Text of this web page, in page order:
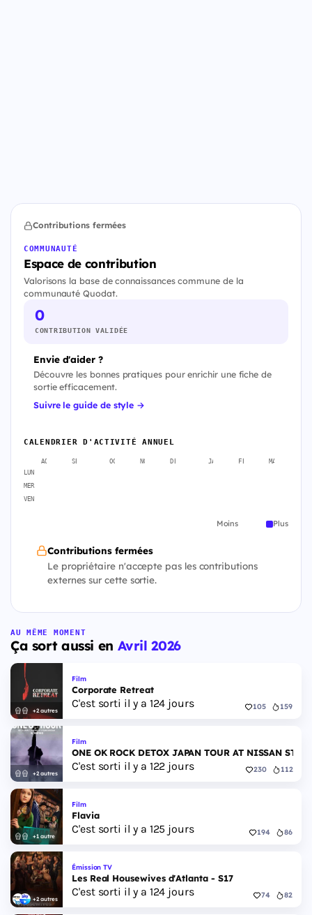
Contributions fermées
COMMUNAUTÉ
Espace de contribution
Valorisons la base de connaissances commune de la
communauté Quodat.
0
CONTRIBUTION VALIDÉE
Envie d'aider ?
Découvre les bonnes pratiques pour enrichir une fiche de
sortie efficacement.
Suivre le guide de style →
CALENDRIER D'ACTIVITÉ ANNUEL
AOÛT SEPT. OCT. NOV. DÉC. JANV. FÉVR. MARS
LUN
MER
VEN
Moins Plus
Contributions fermées
Le propriétaire n'accepte pas les contributions
externes sur cette sortie.
AU MÊME MOMENT
Ça sort aussi en Avril 2026
+2 autres
Film
Corporate Retreat
C'est sorti il y a 124 jours 105 159
+2 autres
Film
ONE OK ROCK DETOX JAPAN TOUR AT NISSAN
C'est sorti il y a 122 jours 230 112
+1 autre
Film
Flavia
C'est sorti il y a 125 jours 194 86
+2 autres
Émission TV
Les Real Housewives d'Atlanta - S17
C'est sorti il y a 124 jours 74 82